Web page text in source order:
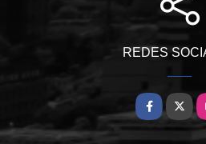
REDES
Facebook
X